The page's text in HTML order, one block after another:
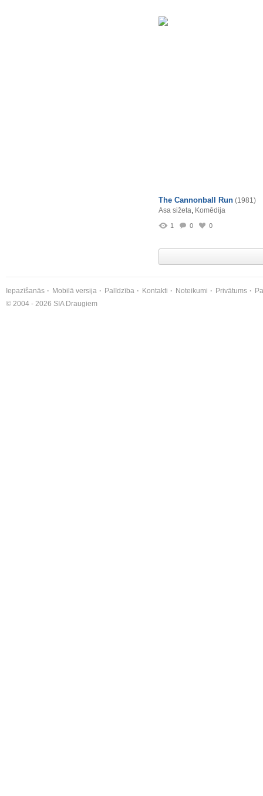
The Cannonball Run (1981)
Asa sižeta, Komēdija
1 0 0
Iepazīšanās Mobilā versija Palīdzība Kontakti Noteikumi Privātums
© 2004 - 2026 SIA Draugiem